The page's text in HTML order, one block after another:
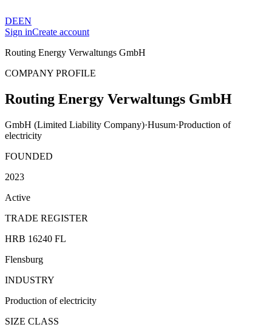
DEEN
Sign inCreate account
Routing Energy Verwaltungs GmbH
COMPANY PROFILE
Routing Energy Verwaltungs GmbH
GmbH (Limited Liability Company)·Husum·Production of
electricity
FOUNDED
2023
Active
TRADE REGISTER
HRB 16240 FL
Flensburg
INDUSTRY
Production of electricity
SIZE CLASS